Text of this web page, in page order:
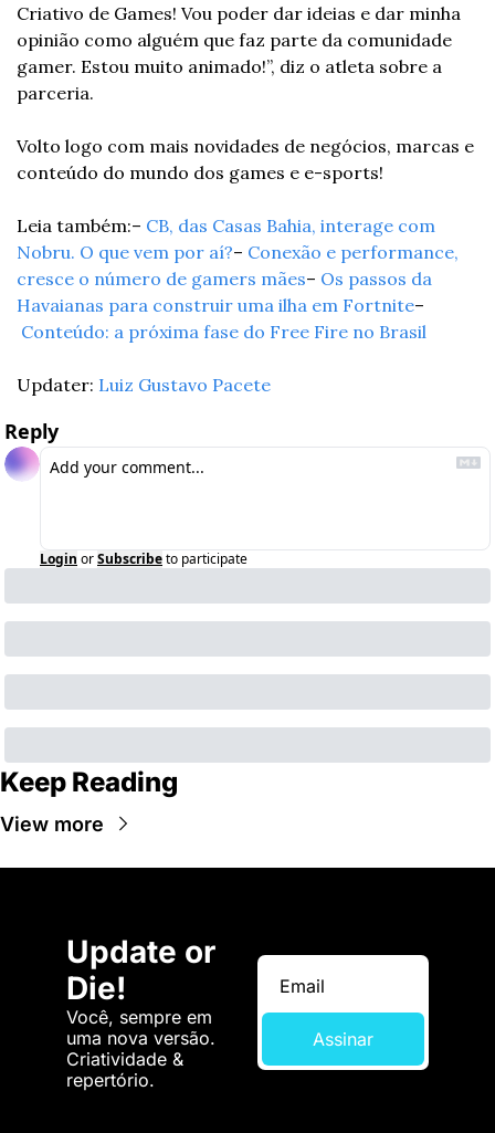
Criativo de Games! Vou poder dar ideias e dar minha
opinião como alguém que faz parte da comunidade
gamer. Estou muito animado!”, diz o atleta sobre a
parceria.
Volto logo com mais novidades de negócios, marcas e
conteúdo do mundo dos games e e-sports!
Leia também:– CB, das Casas Bahia, interage com
Nobru. O que vem por aí?– Conexão e performance,
cresce o número de gamers mães– Os passos da
Havaianas para construir uma ilha em Fortnite–
Conteúdo: a próxima fase do Free Fire no Brasil
Updater: Luiz Gustavo Pacete
Reply
Login orSubscribeto participate
Keep Reading
View more
Update or
Die!
Você, sempre em
uma nova versão.
Criatividade &
repertório.
Assinar